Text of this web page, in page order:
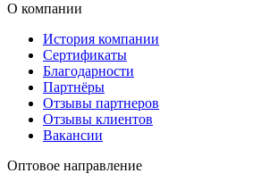
О компании
История компании
Сертификаты
Благодарности
Партнёры
Отзывы партнеров
Отзывы клиентов
Вакансии
Оптовое направление